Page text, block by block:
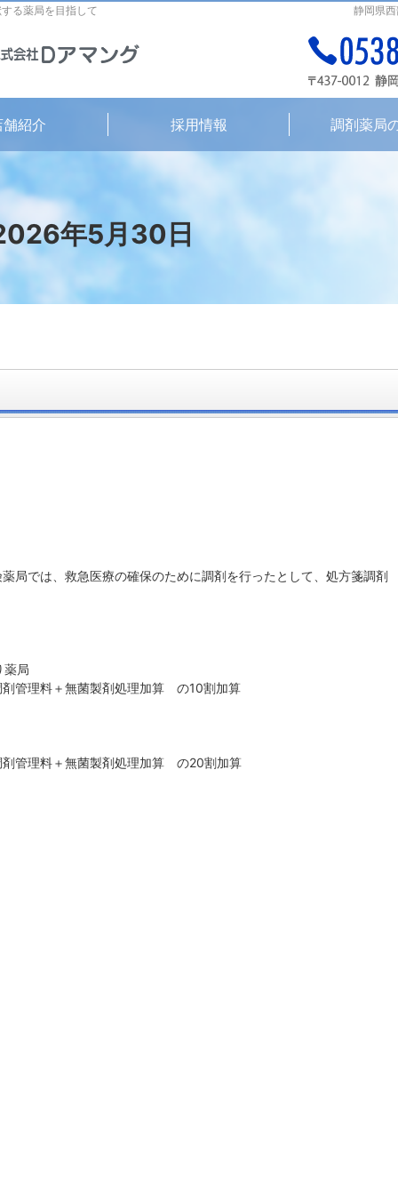
年5月30日
静岡県
る薬局を目指して
局では、救急医療の確保のために調剤を行ったとして、処方箋調剤
薬局
管理料＋無菌製剤処理加算 の10割加算
管理料＋無菌製剤処理加算 の20割加算
舗紹介 採用情報 調剤薬局